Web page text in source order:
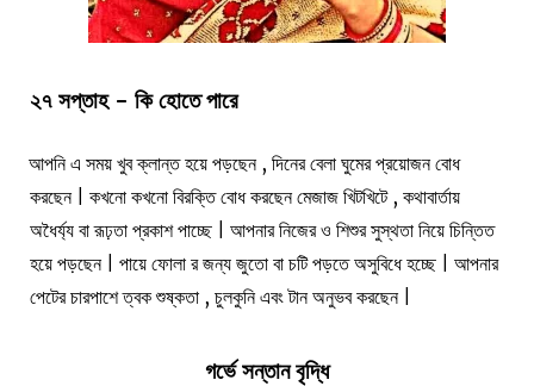
২৭ সপ্তাহ - কি হোতে পারে
আপনি এ সময় খুব ক্লান্ত হয়ে পড়ছেন , দিনের বেলা ঘুমের প্রয়োজন বোধ
করছেন | কখনো কখনো বিরক্তি বোধ করছেন মেজাজ খিটখিটে , কথাবার্তায়
অধৈর্য্য বা রূঢ়তা প্রকাশ পাচ্ছে | আপনার নিজের ও শিশুর সুস্থতা নিয়ে চিন্তিত
হয়ে পড়ছেন | পায়ে ফোলা র জন্য জুতো বা চটি পড়তে অসুবিধে হচ্ছে | আপনার
পেটের চারপাশে ত্বক শুষ্কতা , চুলকুনি এবং টান অনুভব করছেন |
গর্ভে সন্তান বৃদ্ধি